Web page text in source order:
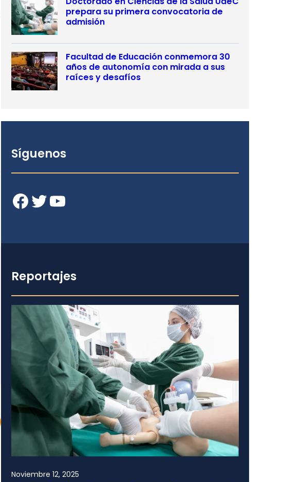
prepara su primera convocatoria de
admisión
Facultad de Educación conmemora 30
años de autonomía con mirada a sus
raíces y desafíos
Síguenos
Facebook Twitter YouTube
Reportajes
Noviembre 12, 2025